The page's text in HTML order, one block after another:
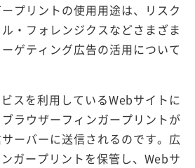
プリントの使用用途は、リスク
・フォレンジクスなどさまざま
ゲティング広告の活用について
スを利用しているWebサイトに
ラウザーフィンガープリントが
ーバーに送信されるのです。広
ガープリントを保管し、Webサ